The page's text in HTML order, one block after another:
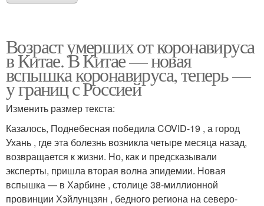
Возраст умерших от коронавируса
в Китае. В Китае — новая
вспышка коронавируса, теперь —
у границ с Россией
Изменить размер текста:
Казалось, Поднебесная победила COVID-19 , а город
Ухань , где эта болезнь возникла четыре месяца назад,
возвращается к жизни. Но, как и предсказывали
эксперты, пришла вторая волна эпидемии. Новая
вспышка — в Харбине , столице 38-миллионной
провинции Хэйлунцзян , бедного региона на северо-